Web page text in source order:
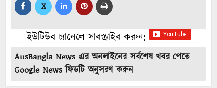
X
ইউটিউব চ্যানেলে সাবস্ক্রাইব করুন:
AusBangla News এর অনলাইনের সর্বশেষ খবর পেতে
Google News ফিডটি অনুসরণ করুন